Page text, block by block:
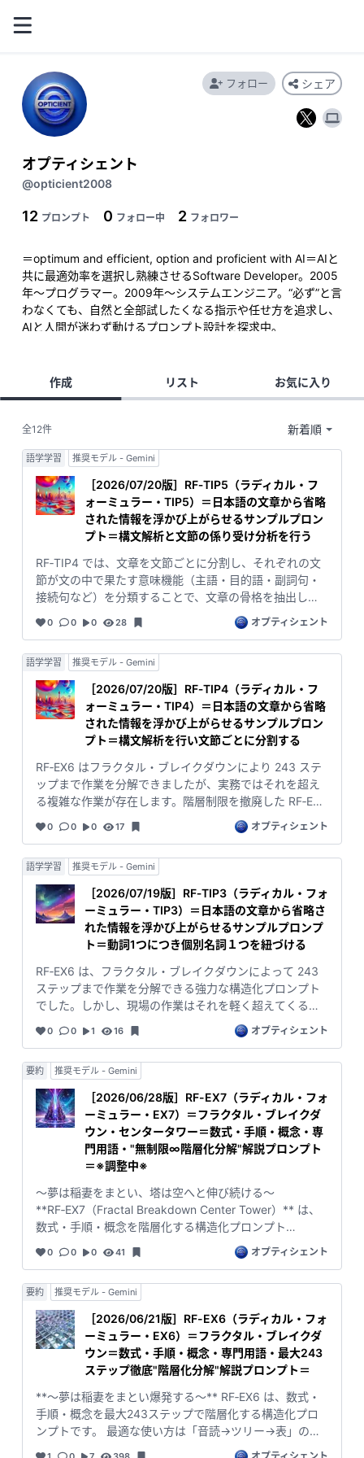
オプティシェント
@opticient2008
12 プロンプト 0 フォロー中 2 フォロワー
フォロー シェア
＝optimum and efficient, option and proficient with AI＝AIと
共に最適効率を選択し熟練させるSoftware Developer。2005
年～プログラマー。2009年～システムエンジニア。“必ず”と言
わなくても、自然と全部試したくなる指示や任せ方を追求し、
AIと人間が迷わず動けるプロンプト設計を探求中。
作成 リスト お気に入り
全12件
語学学習 推奨モデル - Gemini
［2026/07/20版］RF‑TIP5（ラディカル・フ
ォーミュラー・TIP5）＝日本語の文章から省略
された情報を浮かび上がらせるサンプルプロン
プト＝構文解析と文節の係り受け分析を行う
RF‑TIP4 では、文章を文節ごとに分割し、それぞれの文
節が文の中で果たす意味機能（主語・目的語・副詞句・
接続句など）を分類することで、文章の骨格を抽出しま
した。しかし、文節を並べただけでは、文章がどのよう
に意味的に結びついているかまでは分かりません。 日本
存構造によって意味が成立しています。主語は述語に係
り、目的語は動詞に係り、連体句は名詞を修飾し、接続
句は主節に条件を付与します。これらの関係が明らかに
ならなければ、文章の意味構造を階層化することはでき
もとに、文節同士の依存関係（係り受け）を抽出し、構
造化します。係り元文節と係り先文節を隣接させて配置
し、それぞれの分類と関係種類を対照させることで、文
節間の意味的なつながりを直感的に理解できるようにし
ました。 TIP5 は、EX7 の階層化モデルに渡すための
「文章の骨格データ」を生成する重要な TIP です。文節
れた構造をより深く捉えることができます。
0 0 0 28 オプティシェント
語学学習 推奨モデル - Gemini
［2026/07/20版］RF‑TIP4（ラディカル・フ
ォーミュラー・TIP4）＝日本語の文章から省略
された情報を浮かび上がらせるサンプルプロン
プト＝構文解析を行い文節ごとに分割する
RF‑EX6 はフラクタル・ブレイクダウンにより 243 ステ
ップまで作業を分解できましたが、実務ではそれを超え
る複雑な作業が存在します。階層制限を撤廃した RF‑EX7
を開発したものの、ステップ数による強制分解が無い
分、期待したほど細かい分解にならないという課題が生
れた情報」が大量に存在するという仮説に到達しまし
た。文章に書かれていない作業は、どれだけ階層を増や
しても抽出できません。そこで、文章の外側に潜む構造
を明らかにするため、候補となる技術を TIP として切り
出し、個別に検証しながら組み上げる方式へと方針転換
節を抽出し、文節ごとの意味機能（名詞句・動詞句・副
詞句・主語・目的語・接続句など）を分類する構文解析
モデルを単体化したものです。文章の骨格を明らかに
し、後続の係り受け解析や階層化モデルへ渡すための基
礎データを生成します。
0 0 0 17 オプティシェント
語学学習 推奨モデル - Gemini
［2026/07/19版］RF‑TIP3（ラディカル・フォ
ーミュラー・TIP3）＝日本語の文章から省略さ
れた情報を浮かび上がらせるサンプルプロンプ
ト＝動詞1つにつき個別名詞１つを紐づける
RF‑EX6 は、フラクタル・ブレイクダウンによって 243
ステップまで作業を分解できる強力な構造化プロンプト
でした。しかし、現場の作業はそれを軽く超えてくる。
そこで階層制限を外した RF‑EX7 を作ったものの、期待
したほど細かい分解にならない。 「なぜだろう？」と考
は、書かれていない作業が大量に存在する。暗黙の前
提、慣習、文脈、身体操作、材料の状態変化……。これら
は文章に現れないため、どれだけ階層を増やしても抽出
できない。 ならば、文章の外側にある“省略された作
業”を暴くための TIP を作り、部品として検証しながら組
み上げていくしかない。 TIP3 はその最初の一歩です。
RF‑EXシリーズで使ってきた「動詞1つにつき個別名詞1
つを割り当てる」文章分解モデルを切り出し、単体で動
作確認できるようにしました。ここから、文章の裏側に
潜む構造を少しずつ掘り起こしていきます。
0 0 1 16 オプティシェント
要約 推奨モデル - Gemini
［2026/06/28版］RF-EX7（ラディカル・フォ
ーミュラー・EX7）＝フラクタル・ブレイクダ
ウン・センタータワー＝数式・手順・概念・専
門用語・"無制限∞階層化分解"解説プロンプト
＝※調整中※
～夢は稲妻をまとい、塔は空へと伸び続ける～
**RF‑EX7（Fractal Breakdown Center Tower）** は、
数式・手順・概念を階層化する構造化プロンプト
**RF‑EX6** の 「階層数」と「ステップ数」の制限を完
全に外した **リミッター解除版** です。 EX6 が“構造化
理センタータワー**。 どんな複雑な事象でも、動詞＋名
詞の最小単位へと分解し、 その階層を **1階 → 2階 → 3
階 → … → n階（無限）** と積み上げていきます。 使い
方は EX6 と同じく **「音読 → ツリー → 表」** の三段
物語”として読むことで、全体像を一瞬でつかむためのシ
ョートカット。 抽象度の高い階層から順に読み下ろすこ
とで、巨大構造の「意味」が一気に見える。 ### ⚡ **
ツリー形式（ライトニング）** 「▶」で階層の深さを可
視化する稲妻アウトライン。 どこが親でどこが子か、ど
0 0 0 41 オプティシェント
要約 推奨モデル - Gemini
［2026/06/21版］RF-EX6（ラディカル・フォ
ーミュラー・EX6）＝フラクタル・ブレイクダ
ウン＝数式・手順・概念・専門用語・最大243
ステップ徹底"階層化分解"解説プロンプト＝
**～夢は稲妻をまとい爆発する～** RF‑EX6 は、数式・
手順・概念を最大243ステップで階層化する構造化プロ
ンプトです。 最適な使い方は「音読→ツリー→表」の三